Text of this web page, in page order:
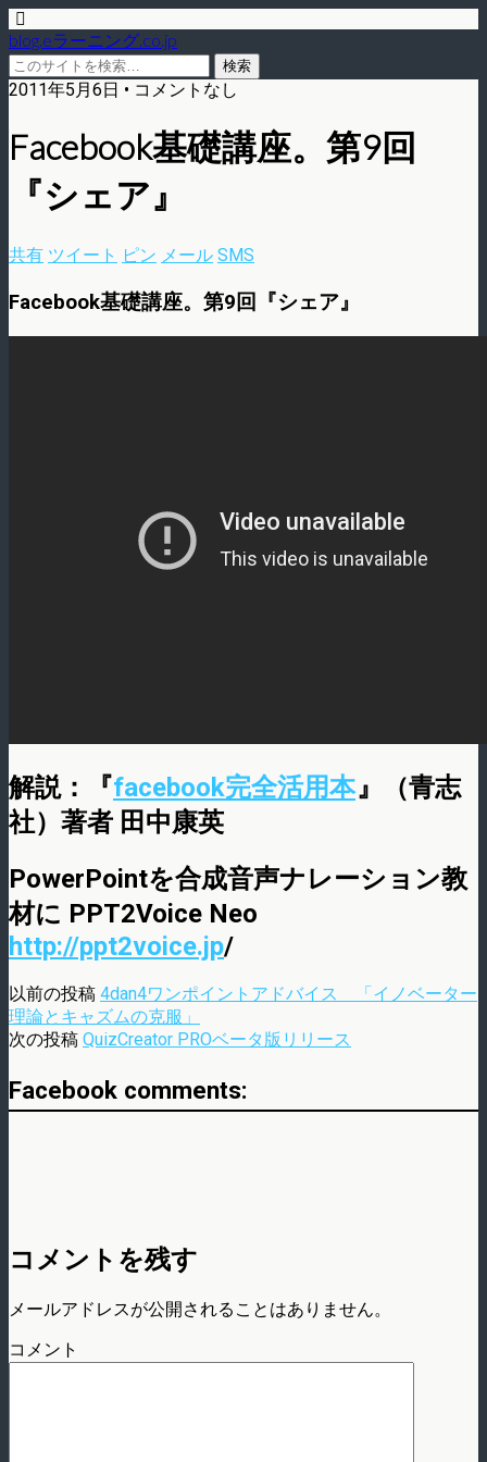
blog.eラーニング.co.jp
2011年5月6日 • コメントなし
Facebook基礎講座。第9回
『シェア』
共有 ツイート ピン メール SMS
Facebook基礎講座。第9回『シェア』
解説：『facebook完全活用本』（青志
社）著者 田中康英
PowerPointを合成音声ナレーション教
材に PPT2Voice Neo
http://ppt2voice.jp/
以前の投稿 4dan4ワンポイントアドバイス 「イノベーター
理論とキャズムの克服」
次の投稿 QuizCreator PROベータ版リリース
Facebook comments:
コメントを残す
メールアドレスが公開されることはありません。
コメント